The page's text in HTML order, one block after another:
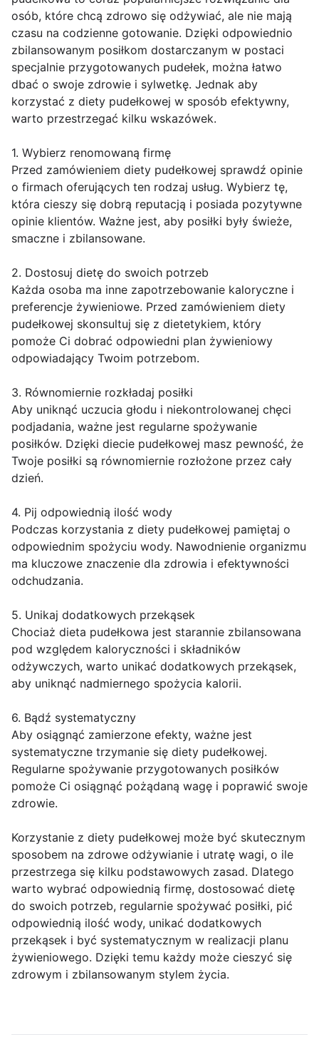
osób, które chcą zdrowo się odżywiać, ale nie mają
czasu na codzienne gotowanie. Dzięki odpowiednio
zbilansowanym posiłkom dostarczanym w postaci
specjalnie przygotowanych pudełek, można łatwo
dbać o swoje zdrowie i sylwetkę. Jednak aby
korzystać z diety pudełkowej w sposób efektywny,
warto przestrzegać kilku wskazówek.
1. Wybierz renomowaną firmę
Przed zamówieniem diety pudełkowej sprawdź opinie
o firmach oferujących ten rodzaj usług. Wybierz tę,
która cieszy się dobrą reputacją i posiada pozytywne
opinie klientów. Ważne jest, aby posiłki były świeże,
smaczne i zbilansowane.
2. Dostosuj dietę do swoich potrzeb
Każda osoba ma inne zapotrzebowanie kaloryczne i
preferencje żywieniowe. Przed zamówieniem diety
pudełkowej skonsultuj się z dietetykiem, który
pomoże Ci dobrać odpowiedni plan żywieniowy
odpowiadający Twoim potrzebom.
3. Równomiernie rozkładaj posiłki
Aby uniknąć uczucia głodu i niekontrolowanej chęci
podjadania, ważne jest regularne spożywanie
posiłków. Dzięki diecie pudełkowej masz pewność, że
Twoje posiłki są równomiernie rozłożone przez cały
dzień.
4. Pij odpowiednią ilość wody
Podczas korzystania z diety pudełkowej pamiętaj o
odpowiednim spożyciu wody. Nawodnienie organizmu
ma kluczowe znaczenie dla zdrowia i efektywności
odchudzania.
5. Unikaj dodatkowych przekąsek
Chociaż dieta pudełkowa jest starannie zbilansowana
pod względem kaloryczności i składników
odżywczych, warto unikać dodatkowych przekąsek,
aby uniknąć nadmiernego spożycia kalorii.
6. Bądź systematyczny
Aby osiągnąć zamierzone efekty, ważne jest
systematyczne trzymanie się diety pudełkowej.
Regularne spożywanie przygotowanych posiłków
pomoże Ci osiągnąć pożądaną wagę i poprawić swoje
zdrowie.
Korzystanie z diety pudełkowej może być skutecznym
sposobem na zdrowe odżywianie i utratę wagi, o ile
przestrzega się kilku podstawowych zasad. Dlatego
warto wybrać odpowiednią firmę, dostosować dietę
do swoich potrzeb, regularnie spożywać posiłki, pić
odpowiednią ilość wody, unikać dodatkowych
przekąsek i być systematycznym w realizacji planu
żywieniowego. Dzięki temu każdy może cieszyć się
zdrowym i zbilansowanym stylem życia.